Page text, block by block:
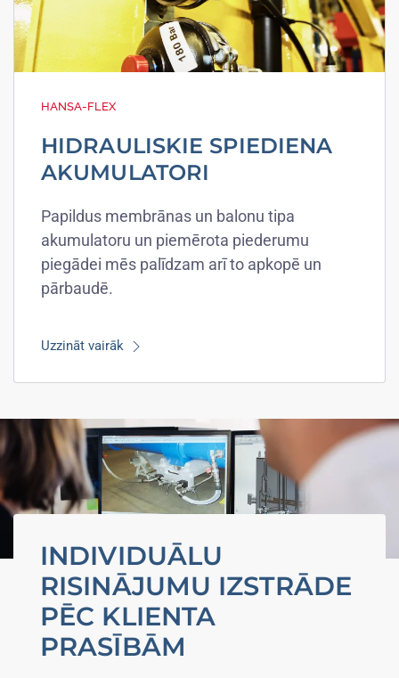
HANSA-FLEX
HIDRAULISKIE SPIEDIENA
AKUMULATORI
Papildus membrānas un balonu tipa
akumulatoru un piemērota piederumu
piegādei mēs palīdzam arī to apkopē un
pārbaudē.
Uzzināt vairāk
INDIVIDUĀLU
RISINĀJUMU IZSTRĀDE
PĒC KLIENTA
PRASĪBĀM